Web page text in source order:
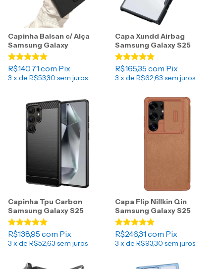
Capinha Balsan c/ Alça
Samsung Galaxy
R$140,71 com Pix
3 x de R$53,30 sem juros
Capa Xundd Airbag
Samsung Galaxy S25
R$165,35 com Pix
3 x de R$62,63 sem juros
Capinha Tpu Carbon
Samsung Galaxy S25
R$138,95 com Pix
3 x de R$52,63 sem juros
Capa Flip Nillkin Qin
Samsung Galaxy S25
R$246,31 com Pix
3 x de R$93,30 sem juros